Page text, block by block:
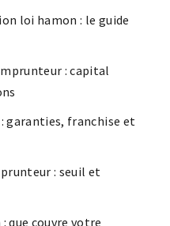
loi hamon : le guide
: capital
garanties, franchise et
: seuil et
que couvre votre